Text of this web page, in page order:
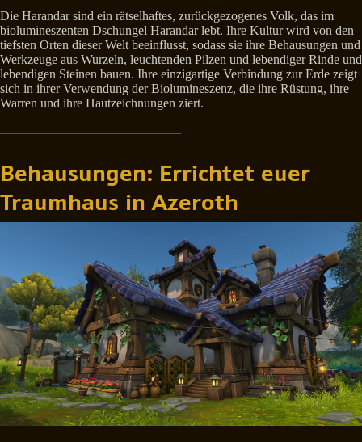
Die Harandar sind ein rätselhaftes, zurückgezogenes Volk, das im
biolumineszenten Dschungel Harandar lebt. Ihre Kultur wird von den
tiefsten Orten dieser Welt beeinflusst, sodass sie ihre Behausungen und
Werkzeuge aus Wurzeln, leuchtenden Pilzen und lebendiger Rinde und
lebendigen Steinen bauen. Ihre einzigartige Verbindung zur Erde zeigt
sich in ihrer Verwendung der Biolumineszenz, die ihre Rüstung, ihre
Warren und ihre Hautzeichnungen ziert.
Behausungen: Errichtet euer
Traumhaus in Azeroth